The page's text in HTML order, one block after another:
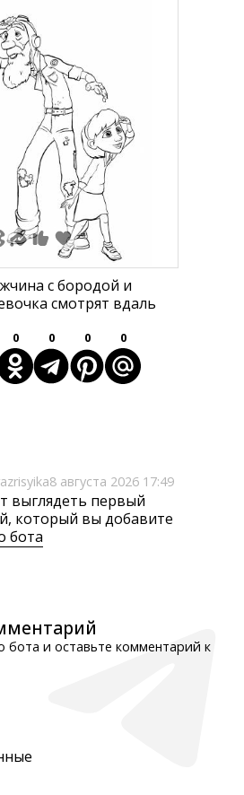
с бородой и
смотрят вдаль
0 0 0 0
8 августа 2026 17:49
выглядеть первый
который вы добавите
бота
бота и оставьте комментарий к